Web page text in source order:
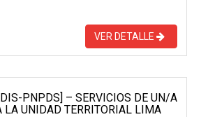
VER DETALLE
PNPDS] – SERVICIOS DE UN/A
LA UNIDAD TERRITORIAL LIMA